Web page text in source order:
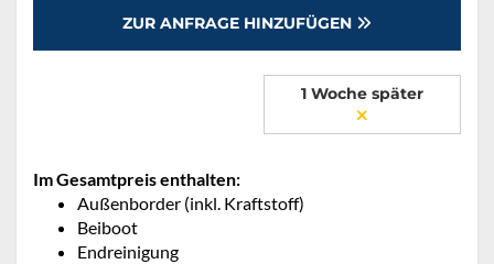
ZUR ANFRAGE HINZUFÜGEN
1 Woche später
Im Gesamtpreis enthalten:
Außenborder (inkl. Kraftstoff)
Beiboot
Endreinigung